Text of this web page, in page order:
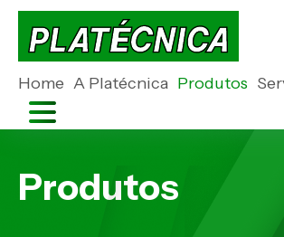
Home A Platécnica Produtos
Produtos